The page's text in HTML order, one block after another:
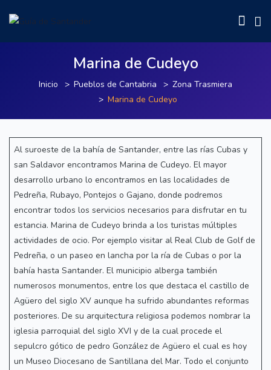
Marina de Cudeyo
Inicio Pueblos de Cantabria
Zona Trasmiera
Marina de Cudeyo
Al suroeste de la bahía de Santander, entre las rías Cubas y
san Saldavor encontramos Marina de Cudeyo. El mayor
desarrollo urbano lo encontramos en las localidades de
Pedreña, Rubayo, Pontejos o Gajano, donde podremos
encontrar todos los servicios necesarios para disfrutar en tu
estancia. Marina de Cudeyo brinda a los turistas múltiples
actividades de ocio. Por ejemplo visitar al Real Club de Golf de
Pedreña, o un paseo en lancha por la ría de Cubas o por la
bahía hasta Santander. El municipio alberga también
numerosos monumentos, entre los que destaca el castillo de
Agüero del siglo XV aunque ha sufrido abundantes reformas
posteriores. De su arquitectura religiosa podemos nombrar la
iglesia parroquial del siglo XVI y de la cual procede el
sepulcro gótico de pedro González de Agüero el cual es hoy
un Museo Diocesano de Santillana del Mar. Todo el conjunto